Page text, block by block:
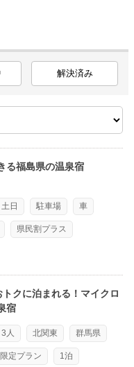
解決済み
る福島県の温泉宿
土日 駐車場 車
県民割プラス
クに泊まれる！マイクロ
宿
3人 北関東 群馬県
定プラン 1泊